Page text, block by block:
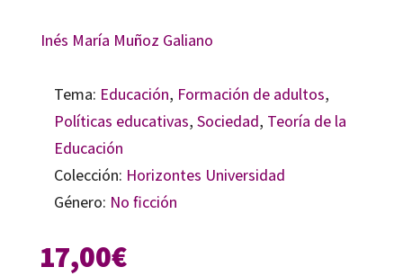
Inés María Muñoz Galiano
Tema: Educación, Formación de adultos,
Políticas educativas, Sociedad, Teoría de la
Educación
Colección: Horizontes Universidad
Género: No ficción
17,00€